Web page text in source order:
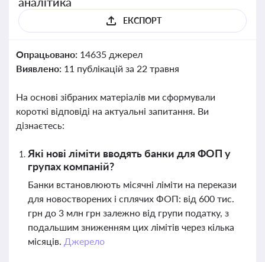
ЕКСПОРТ
Опрацьовано: 14635 джерел
Виявлено: 11 публікацій за 22 травня
На основі зібраних матеріалів ми сформували
короткі відповіді на актуальні запитання. Ви
дізнаєтесь:
Які нові ліміти вводять банки для ФОП у
групах компаній?
Банки встановлюють місячні ліміти на перекази
для новостворених і сплячих ФОП: від 600 тис.
грн до 3 млн грн залежно від групи податку, з
подальшим зниженням цих лімітів через кілька
місяців. Джерело